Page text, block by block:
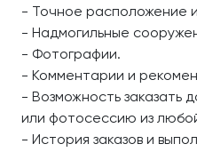
- Точное расположение
- Надмогильные
- Фотографии.
- Комментарии и
- Возможность заказать
или фотосессию из
- История заказов и